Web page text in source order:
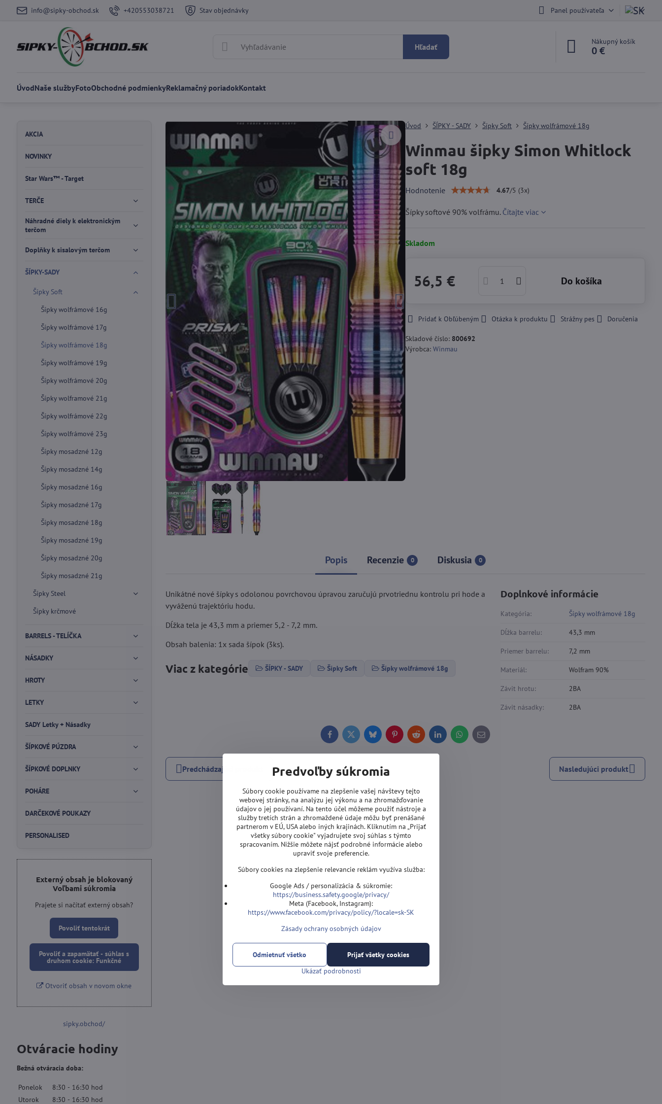
info@sipky-obchod.sk +420553038721 Stav objednávky Panel používateľa
Hľadať
Nákupný košík
0 €
ÚvodNaše službyFotoObchodné podmienkyReklamačný poriadokKontakt
Úvod ŠÍPKY - SADY Šípky Soft Šípky wolfrámové 18g
Winmau šipky Simon Whitlock
soft 18g
Hodnotenie 4.67/5 (3x)
Šípky softové 90% volfrámu. Čítajte viac
Skladom
56,5 € Do košíka
Pridať k Obľúbeným Otázka k produktu Strážny pes Doručenia
Skladové číslo: 800692
Výrobca:Winmau
Popis Recenzie 0 Diskusia 0
Unikátné nové šípky s odolonou povrchovou úpravou zaručujú prvotriednu kontrolu pri hode a
vyváženú trajektóriu hodu.
Dĺžka tela je 43,3 mm a priemer 5,2 - 7,2 mm.
Obsah balenia: 1x sada šípok (3ks).
Viac z kategórie ŠÍPKY - SADY Šípky Soft Šípky wolfrámové 18g
Doplnkové informácie
Kategória: Šípky wolfrámové 18g
Dĺžka barrelu: 43,3 mm
Priemer barrelu: 7,2 mm
Materiál: Wolfram 90%
Závit hrotu: 2BA
Závit násadky: 2BA
FacebookTwitterBlueskyPinterestRedditLinkedInWhatsApp
E-
mail
Predchádzajúci produkt Nasledujúci produkt
AKCIA
NOVINKY
Star Wars™ - Target
TERČE
Náhradné diely k elektronickým
terčom
Doplňky k sisalovým terčom
ŠÍPKY-SADY
Šípky Soft
Šípky wolfrámové 16g
Šípky wolfrámové 17g
Šípky wolfrámové 18g
Šípky wolfrámové 19g
Šípky wolfrámové 20g
Šípky wolframové 21g
Šípky wolfrámové 22g
Šípky wolfrámové 23g
Šípky mosadzné 12g
Šípky mosadzné 14g
Šípky mosadzné 16g
Šípky mosadzné 17g
Šípky mosadzné 18g
Šípky mosadzné 19g
Šípky mosadzné 20g
Šípky mosadzné 21g
Šípky Steel
Šípky krčmové
BARRELS - TELÍČKA
NÁSADKY
HROTY
LETKY
SADY Letky + Násadky
ŠÍPKOVÉ PÚZDRA
ŠÍPKOVÉ DOPLNKY
POHÁRE
DARČEKOVÉ POUKAZY
PERSONALISED
Externý obsah je blokovaný
Voľbami súkromia
Prajete si načítať externý obsah?
Povoliť tentokrát
Povoliť a zapamätať - súhlas s
druhom cookie: Funkčné
Otvoriť obsah v novom okne
sipky.obchod/
Otváracie hodiny
Bežná otváracia doba:
Ponelok 8:30 - 16:30 hod
Utorok
8:30 - 16:30 hod
Predvoľby súkromia
Súbory cookie používame na zlepšenie vašej návštevy tejto
webovej stránky, na analýzu jej výkonu a na zhromažďovanie
údajov o jej používaní. Na tento účel môžeme použiť nástroje a
služby tretích strán a zhromaždené údaje môžu byť prenášané
partnerom v EÚ, USA alebo iných krajinách. Kliknutím na „Prijať
všetky súbory cookie" vyjadrujete svoj súhlas s týmto
spracovaním. Nižšie môžete nájsť podrobné informácie alebo
upraviť svoje preferencie.
Súbory cookies na zlepšenie relevancie reklám využíva služba:
Google Ads / personalizácia & súkromie:
https://business.safety.google/privacy/
Meta (Facebook, Instagram):
https://www.facebook.com/privacy/policy/?locale=sk-SK
Zásady ochrany osobných údajov
Ukázať podrobnosti
Prijať všetky cookies
Odmietnuť všetko